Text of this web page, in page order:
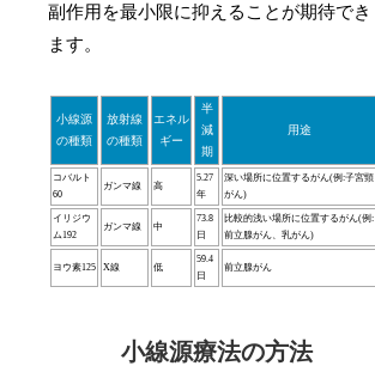
副作用を最小限に抑えることが期待でき
ます。
小線源
の種類
放射線
の種類
エネル
ギー
半
減
期
用途
コバルト
60
ガンマ線 高
5.27
年
深い場所に位置するがん(例:子宮頸
がん)
イリジウ
ム192
ガンマ線 中
73.8
日
比較的浅い場所に位置するがん(例:
前立腺がん、乳がん)
ヨウ素125 X線 低
59.4
日
前立腺がん
小線源療法の方法